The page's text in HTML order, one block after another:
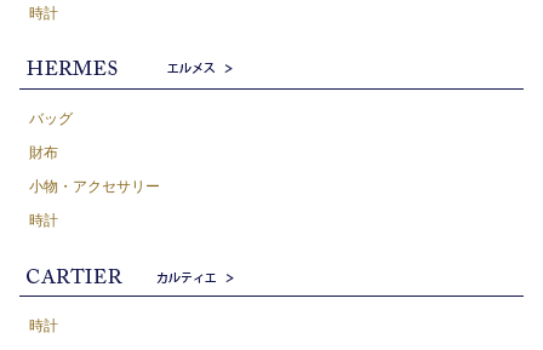
時計
バッグ
財布
小物・アクセサリー
時計
時計